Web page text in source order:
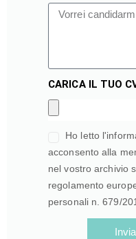
CARICA IL TUO
Ho letto
acconsento alla
nel vostro archivio
regolamento
personali n. 679/